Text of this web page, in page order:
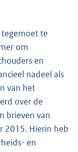
te
om
en
nadeel als
van het
over de
brieven van
2015. Hierin heb
en